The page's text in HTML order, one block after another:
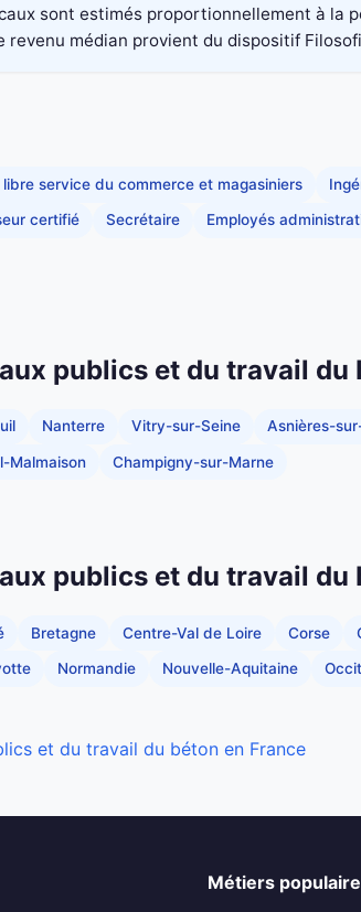
sont estimés proportionnellement à la
revenu médian provient du dispositif
libre service du commerce et magasiniers
certifié Secrétaire Employés
publics et du travail du
Nanterre Vitry-sur-Seine Asnières-
Malmaison Champigny-sur-Marne
publics et du travail du
Bretagne Centre-Val de Loire Corse
Normandie Nouvelle-Aquitaine
et du travail du béton en France
Métiers